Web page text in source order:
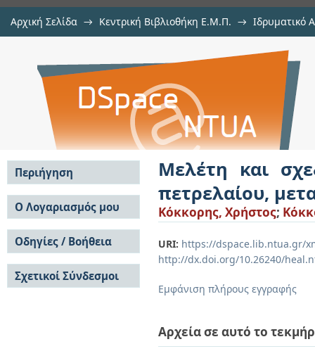
Αρχική Σελίδα → Κεντρική Βιβλιοθήκη Ε.Μ.Π. → Ιδρυματικό
Μελέτη και σχεδίαση
μεταφορικής οκανότητας 80,000t
Μελέτη και
πετρελαίου,
Κόκκορης, Χρήστος;
URI: https://dspace.lib.ntua.gr/
http://dx.doi.org/10.26240/
Εμφάνιση πλήρους εγγραφής
Αρχεία σε αυτό το
Περιήγηση
Σε όλο το DSpace
Κοινότητες & Συλλογές
Ανά Ημερομηνία
Έκδοσης
Συγγραφείς
Τίτλοι
Θέματα
Ο Λογαριασμός μου
Σύνδεση
Εγγραφή
Οδηγίες / Βοήθεια
Οδηγίες Υποβολής
Οδηγίες Χρήσης ΙΑ
Συχνές Ερωτήσεις
Σχετικοί Σύνδεσμοι